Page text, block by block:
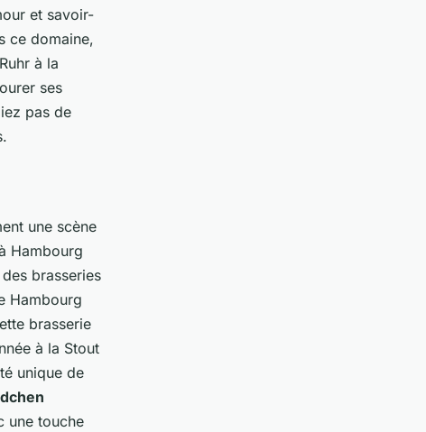
et savoir-
ce domaine,
à la
ses
pas de
une scène
Hambourg
brasseries
Hambourg
brasserie
à la Stout
unique de
une touche